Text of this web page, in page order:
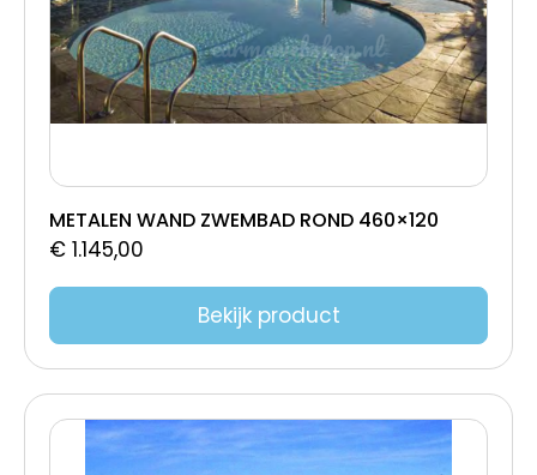
METALEN WAND ZWEMBAD ROND 460×120
€ 1.145,00
Bekijk product